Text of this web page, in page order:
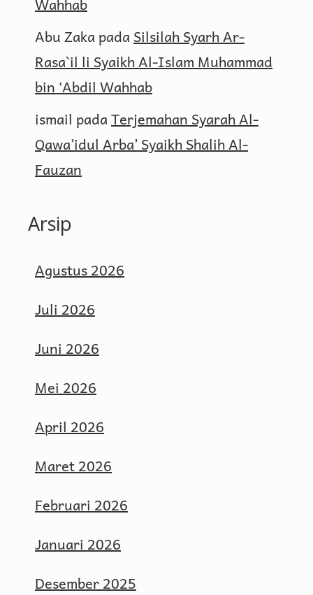
Wahhab
Abu ZakapadaSilsilah Syarh Ar-
Rasa`il li Syaikh Al-Islam Muhammad
bin ‘Abdil Wahhab
ismail padaTerjemahan Syarah Al-
Qawa’idul Arba’ Syaikh Shalih Al-
Fauzan
Arsip
Agustus 2026
Juli 2026
Juni 2026
Mei 2026
April 2026
Maret 2026
Februari 2026
Januari 2026
Desember 2025